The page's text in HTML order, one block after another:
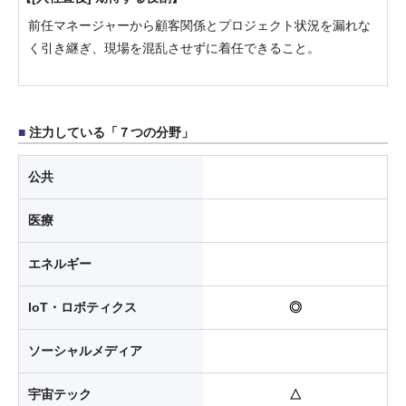
前任マネージャーから顧客関係とプロジェクト状況を漏れな
く引き継ぎ、現場を混乱させずに着任できること。
注力している「７つの分野」
公共
医療
エネルギー
loT・ロボティクス ◎
ソーシャルメディア
宇宙テック △